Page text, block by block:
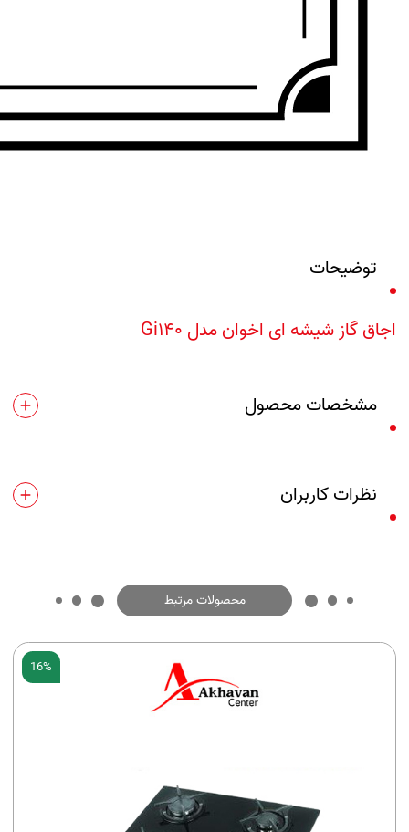
توضیحات
اجاق گاز شیشه ای اخوان مدل Gi140
مشخصات محصول
نظرات کاربران
محصولات مرتبط
16%